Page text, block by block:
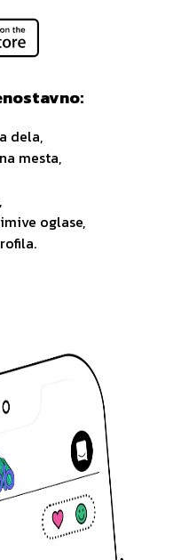
dela,
mesta,
oglase,